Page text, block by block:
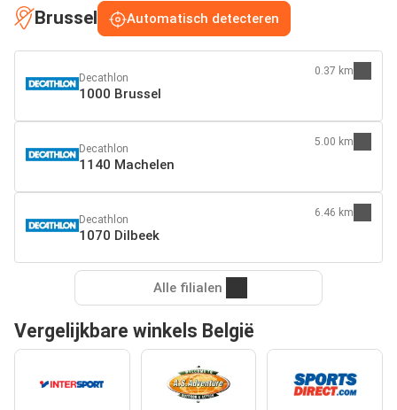
Brussel Automatisch detecteren
Decathlon
1000 Brussel
0.37 km
Decathlon
1140 Machelen
5.00 km
Decathlon
1070 Dilbeek
6.46 km
Alle filialen
Vergelijkbare winkels België